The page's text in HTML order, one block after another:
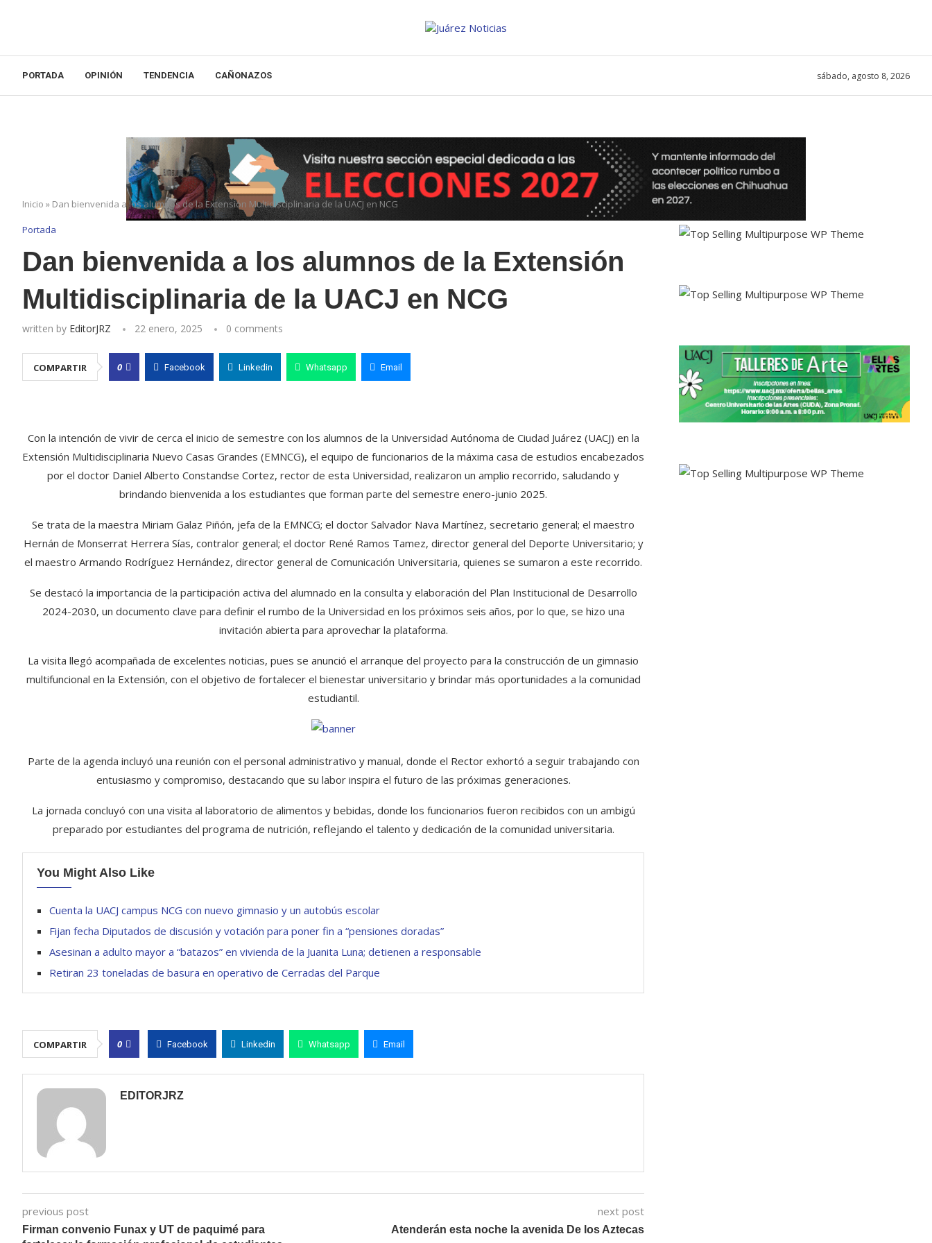
PORTADA OPINIÓN TENDENCIA CAÑONAZOS sábado, agosto 8, 2026
Inicio » Dan bienvenida a los alumnos de la Extensión Multidisciplinaria de la UACJ en NCG
Portada
Dan bienvenida a los alumnos de la Extensión
Multidisciplinaria de la UACJ en NCG
written by EditorJRZ 22 enero, 2025 0 comments
COMPARTIR 0 Facebook Linkedin Whatsapp Email
Con la intención de vivir de cerca el inicio de semestre con los alumnos de la Universidad Autónoma de Ciudad Juárez (UACJ) en la
Extensión Multidisciplinaria Nuevo Casas Grandes (EMNCG), el equipo de funcionarios de la máxima casa de estudios encabezados
por el doctor Daniel Alberto Constandse Cortez, rector de esta Universidad, realizaron un amplio recorrido, saludando y
brindando bienvenida a los estudiantes que forman parte del semestre enero-junio 2025.
Se trata de la maestra Miriam Galaz Piñón, jefa de la EMNCG; el doctor Salvador Nava Martínez, secretario general; el maestro
Hernán de Monserrat Herrera Sías, contralor general; el doctor René Ramos Tamez, director general del Deporte Universitario; y
el maestro Armando Rodríguez Hernández, director general de Comunicación Universitaria, quienes se sumaron a este recorrido.
Se destacó la importancia de la participación activa del alumnado en la consulta y elaboración del Plan Institucional de Desarrollo
2024-2030, un documento clave para definir el rumbo de la Universidad en los próximos seis años, por lo que, se hizo una
invitación abierta para aprovechar la plataforma.
La visita llegó acompañada de excelentes noticias, pues se anunció el arranque del proyecto para la construcción de un gimnasio
multifuncional en la Extensión, con el objetivo de fortalecer el bienestar universitario y brindar más oportunidades a la comunidad
estudiantil.
Parte de la agenda incluyó una reunión con el personal administrativo y manual, donde el Rector exhortó a seguir trabajando con
entusiasmo y compromiso, destacando que su labor inspira el futuro de las próximas generaciones.
La jornada concluyó con una visita al laboratorio de alimentos y bebidas, donde los funcionarios fueron recibidos con un ambigú
preparado por estudiantes del programa de nutrición, reflejando el talento y dedicación de la comunidad universitaria.
You Might Also Like
Cuenta la UACJ campus NCG con nuevo gimnasio y un autobús escolar
Fijan fecha Diputados de discusión y votación para poner fin a “pensiones doradas”
Asesinan a adulto mayor a “batazos” en vivienda de la Juanita Luna; detienen a responsable
Retiran 23 toneladas de basura en operativo de Cerradas del Parque
COMPARTIR 0 Facebook Linkedin Whatsapp Email
EDITORJRZ
previous post
Firman convenio Funax y UT de paquimé para
next post
Atenderán esta noche la avenida De los Aztecas